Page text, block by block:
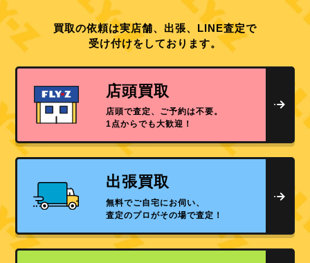
買取の依頼は実店舗、出張、LINE査定で
受け付けをしております。
店頭買取
店頭で査定、ご予約は不要。
1点からでも大歓迎！
出張買取
無料でご自宅にお伺い、
査定のプロがその場で査定！